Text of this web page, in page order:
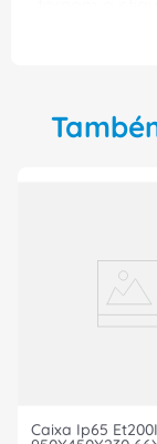
diversas
Principais
Ref.:
Marca:
Caixa Ip65